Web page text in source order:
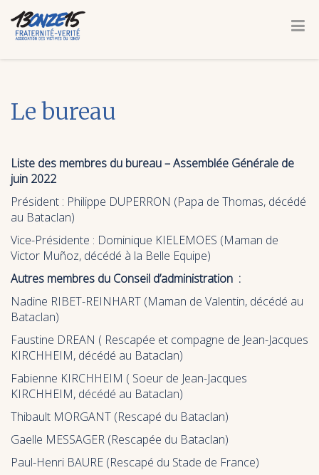
Le bureau
Liste des membres du bureau – Assemblée Générale de
juin 2022
Président : Philippe DUPERRON (Papa de Thomas, décédé
au Bataclan)
Vice-Présidente : Dominique KIELEMOES (Maman de
Victor Muñoz, décédé à la Belle Equipe)
Autres membres du Conseil d’administration :
Nadine RIBET-REINHART (Maman de Valentin, décédé au
Bataclan)
Faustine DREAN ( Rescapée et compagne de Jean-Jacques
KIRCHHEIM, décédé au Bataclan)
Fabienne KIRCHHEIM ( Soeur de Jean-Jacques
KIRCHHEIM, décédé au Bataclan)
Thibault MORGANT (Rescapé du Bataclan)
Gaelle MESSAGER (Rescapée du Bataclan)
Paul-Henri BAURE (Rescapé du Stade de France)